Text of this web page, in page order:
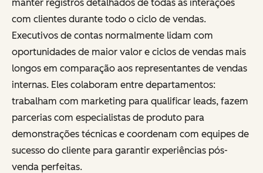
manter registros detalhados de todas as interações
com clientes durante todo o ciclo de vendas.
Executivos de contas normalmente lidam com
oportunidades de maior valor e ciclos de vendas mais
longos em comparação aos representantes de vendas
internas. Eles colaboram entre departamentos:
trabalham com marketing para qualificar leads, fazem
parcerias com especialistas de produto para
demonstrações técnicas e coordenam com equipes de
sucesso do cliente para garantir experiências pós-
venda perfeitas.